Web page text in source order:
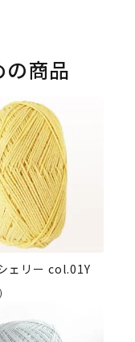
商品
ェリー col.01Y